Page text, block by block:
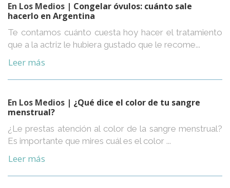
En Los Medios | Congelar óvulos: cuánto sale
hacerlo en Argentina
Te contamos cuánto cuesta hoy hacer el tratamiento
que a la actriz le hubiera gustado que le recome...
Leer más
En Los Medios | ¿Qué dice el color de tu sangre
menstrual?
¿Le prestas atención al color de la sangre menstrual?
Es importante que mires cuál es el color ...
Leer más